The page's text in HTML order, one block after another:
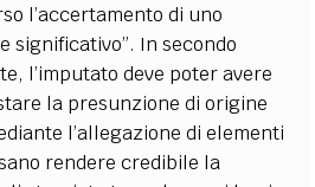
l’accertamento di uno
significativo”. In secondo
l’imputato deve poter avere
la presunzione di origine
l’allegazione di elementi
rendere credibile la